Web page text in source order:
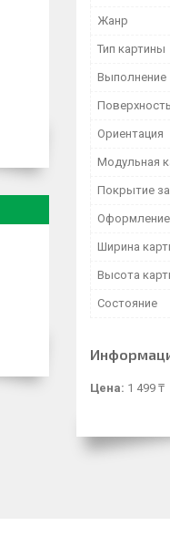
Жанр
Тип картины
Выполнение
Поверхность
Ориентация
Модульная
Покрытие
Оформление
Ширина
Высота
Состояние
Цена: 1 499 ₸